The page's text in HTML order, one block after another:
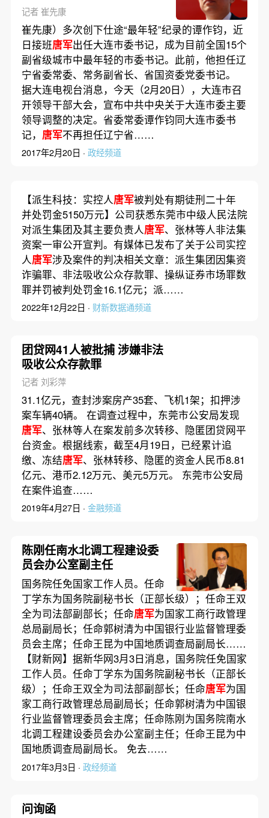
记者 崔先康
崔先康）多次创下仕途“最年轻”纪录的谭作钧，近
日接班唐军出任大连市委书记，成为目前全国15个
副省级城市中最年轻的市委书记。此前，他担任辽
宁省委常委、常务副省长、省国资委党委书记。
据大连电视台消息，今天（2月20日），大连市召
开领导干部大会，宣布中共中央关于大连市委主要
领导调整的决定。省委常委谭作钧同大连市委书
记， 唐军不再担任辽宁省……
2017年2月20日 · 政经频道
【派生科技：实控人唐军被判处有期徒刑二十年
并处罚金5150万元】公司获悉东莞市中级人民法院
对派生集团及其主要负责人唐军、张林等人非法集
资案一审公开宣判。有媒体已发布了关于公司实控
人唐军涉及案件的判决相关文章：派生集团因集资
诈骗罪、非法吸收公众存款罪、操纵证券市场罪数
罪并罚被判处罚金16.1亿元；派……
2022年12月22日 · 财新数据通频道
团贷网41人被批捕 涉嫌非法
吸收公众存款罪
记者 刘彩萍
31.1亿元，查封涉案房产35套、飞机1架；扣押涉
案车辆40辆。 在调查过程中，东莞市公安局发现
唐军、张林等人在案发前多次转移、隐匿团贷网平
台资金。根据线索，截至4月19日，已经累计追
缴、冻结唐军、张林转移、隐匿的资金人民币8.81
亿元、港币2.12万元、美元5万元。 东莞市公安局
在案件追查……
2019年4月27日 · 金融频道
陈刚任南水北调工程建设委
员会办公室副主任
国务院任免国家工作人员。任命
丁学东为国务院副秘书长（正部长级）；任命王双
全为司法部副部长；任命唐军为国家工商行政管理
总局副局长；任命郭树清为中国银行业监督管理委
员会主席；任命王昆为中国地质调查局副局长……
【财新网】据新华网3月3日消息，国务院任免国家
工作人员。任命丁学东为国务院副秘书长（正部长
级）；任命王双全为司法部副部长；任命唐军为国
家工商行政管理总局副局长；任命郭树清为中国银
行业监督管理委员会主席；任命陈刚为国务院南水
北调工程建设委员会办公室副主任；任命王昆为中
国地质调查局副局长。 免去……
2017年3月3日 · 政经频道
问询函